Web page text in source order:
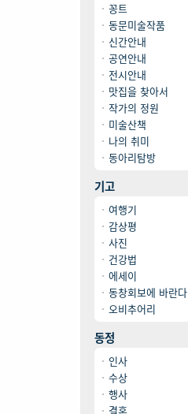
꽁트
동문미술작품
신간안내
공연안내
전시안내
맛집을 찾아서
작가의 정원
미술산책
나의 취미
동아리탐방
기고
여행기
감상평
사진
건강법
에세이
동창회보에 바란다
오비추어리
동정
인사
수상
행사
결혼